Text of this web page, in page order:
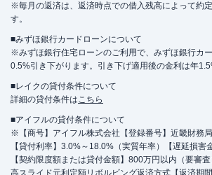
※毎月の返済は、返済時点での借入残高によって約
す。
■みずほ銀行カードローンについて
※みずほ銀行住宅ローンのご利用で、みずほ銀行カ
0.5%引き下がります。引き下げ適用後の金利は年
■レイクの貸付条件について
詳細の貸付条件はこちら
■アイフルの貸付条件について
※【商号】アイフル株式会社【登録番号】近畿財務
【貸付利率】3.0%～18.0%（実質年率）【遅延損害
【契約限度額または貸付金額】800万円以内（要審
高スライド元利定額リボルビング返済方式【返済期